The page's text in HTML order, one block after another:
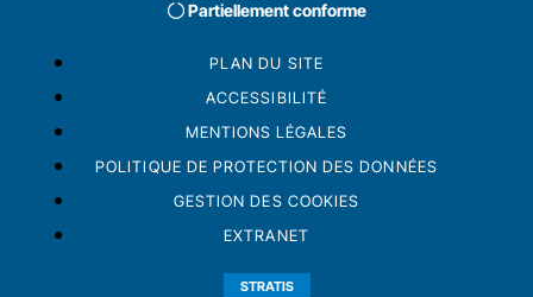
Partiellement conforme
PLAN DU SITE
ACCESSIBILITÉ
MENTIONS LÉGALES
POLITIQUE DE PROTECTION DES DONNÉES
GESTION DES COOKIES
EXTRANET
STRATIS